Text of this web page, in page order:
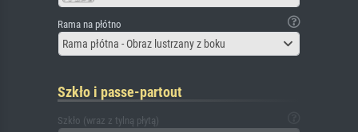
Rama na płótno
Rama płótna - Obraz lustrzany z boku
Szkło i passe-partout
Szkło (wraz z tylną płytą)